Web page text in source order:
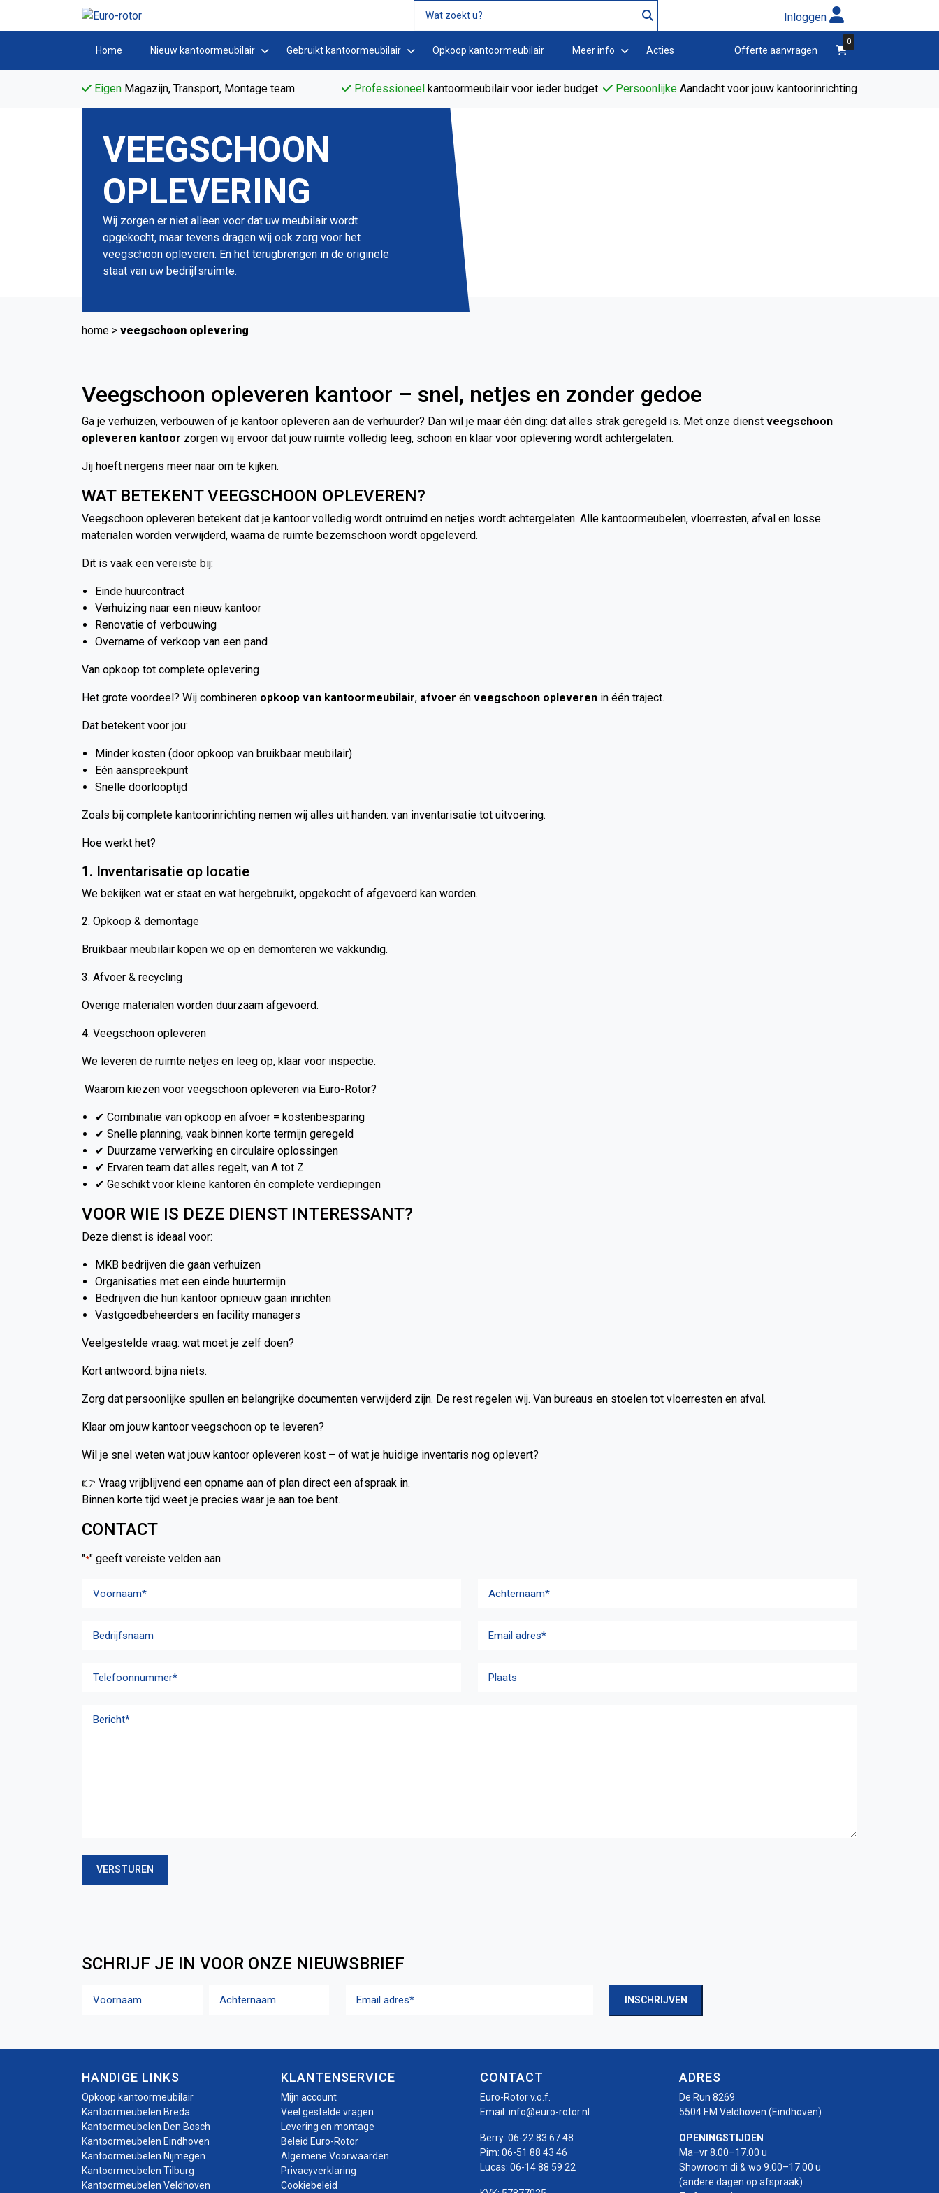
Inloggen
Home Nieuw kantoormeubilair Gebruikt kantoormeubilair Opkoop kantoormeubilair Meer info Acties winkelwagen
0
Offerte aanvragen
Eigen Magazijn, Transport, Montage team Professioneelkantoormeubilair voor ieder budget Persoonlijke Aandacht voor jouw kantoorinrichting
VEEGSCHOON
OPLEVERING
Wij zorgen er niet alleen voor dat uw meubilair wordt
opgekocht, maar tevens dragen wij ook zorg voor het
veegschoon opleveren. En het terugbrengen in de originele
staat van uw bedrijfsruimte.
home > veegschoon oplevering
Veegschoon opleveren kantoor – snel, netjes en zonder gedoe
Ga je verhuizen, verbouwen of je kantoor opleveren aan de verhuurder? Dan wil je maar één ding: dat alles strak geregeld is. Met onze dienst veegschoon
opleveren kantoor zorgen wij ervoor dat jouw ruimte volledig leeg, schoon en klaar voor oplevering wordt achtergelaten.
Jij hoeft nergens meer naar om te kijken.
WAT BETEKENT VEEGSCHOON OPLEVEREN?
Veegschoon opleveren betekent dat je kantoor volledig wordt ontruimd en netjes wordt achtergelaten. Alle kantoormeubelen, vloerresten, afval en losse
materialen worden verwijderd, waarna de ruimte bezemschoon wordt opgeleverd.
Dit is vaak een vereiste bij:
Einde huurcontract
Verhuizing naar een nieuw kantoor
Renovatie of verbouwing
Overname of verkoop van een pand
Van opkoop tot complete oplevering
Het grote voordeel? Wij combineren opkoop van kantoormeubilair, afvoer én veegschoon opleveren in één traject.
Dat betekent voor jou:
Minder kosten (door opkoop van bruikbaar meubilair)
Eén aanspreekpunt
Snelle doorlooptijd
Zoals bij complete kantoorinrichting nemen wij alles uit handen: van inventarisatie tot uitvoering.
Hoe werkt het?
1. Inventarisatie op locatie
We bekijken wat er staat en wat hergebruikt, opgekocht of afgevoerd kan worden.
2. Opkoop & demontage
Bruikbaar meubilair kopen we op en demonteren we vakkundig.
3. Afvoer & recycling
Overige materialen worden duurzaam afgevoerd.
4. Veegschoon opleveren
We leveren de ruimte netjes en leeg op, klaar voor inspectie.
Waarom kiezen voor veegschoon opleveren via Euro-Rotor?
✔ Combinatie van opkoop en afvoer = kostenbesparing
✔ Snelle planning, vaak binnen korte termijn geregeld
✔ Duurzame verwerking en circulaire oplossingen
✔ Ervaren team dat alles regelt, van A tot Z
✔ Geschikt voor kleine kantoren én complete verdiepingen
VOOR WIE IS DEZE DIENST INTERESSANT?
Deze dienst is ideaal voor:
MKB bedrijven die gaan verhuizen
Organisaties met een einde huurtermijn
Bedrijven die hun kantoor opnieuw gaan inrichten
Vastgoedbeheerders en facility managers
Veelgestelde vraag: wat moet je zelf doen?
Kort antwoord: bijna niets.
Zorg dat persoonlijke spullen en belangrijke documenten verwijderd zijn. De rest regelen wij. Van bureaus en stoelen tot vloerresten en afval.
Klaar om jouw kantoor veegschoon op te leveren?
Wil je snel weten wat jouw kantoor opleveren kost – of wat je huidige inventaris nog oplevert?
👉 Vraag vrijblijvend een opname aan of plan direct een afspraak in.
Binnen korte tijd weet je precies waar je aan toe bent.
CONTACT
"*" geeft vereiste velden aan
VERSTUREN
SCHRIJF JE IN VOOR ONZE NIEUWSBRIEF
INSCHRIJVEN
HANDIGE LINKS
Opkoop kantoormeubilair
Kantoormeubelen Breda
Kantoormeubelen Den Bosch
Kantoormeubelen Eindhoven
Kantoormeubelen Nijmegen
Kantoormeubelen Tilburg
Kantoormeubelen Veldhoven
KLANTENSERVICE
Mijn account
Veel gestelde vragen
Levering en montage
Beleid Euro-Rotor
Algemene Voorwaarden
Privacyverklaring
Cookiebeleid
CONTACT
Euro-Rotor v.o.f.
Email: info@euro-rotor.nl
Berry: 06-22 83 67 48
Pim: 06-51 88 43 46
Lucas: 06-14 88 59 22
ADRES
De Run 8269
5504 EM Veldhoven (Eindhoven)
OPENINGSTIJDEN
Ma–vr 8.00–17.00 u
Showroom di & wo 9.00–17.00 u
(andere dagen op afspraak)